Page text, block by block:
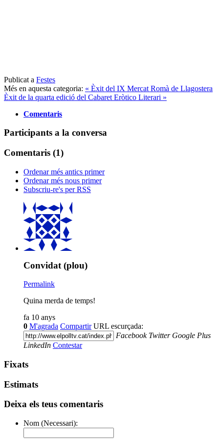
Publicat a Festes
Més en aquesta categoria: « Èxit del IX Mercat Romà de Llagostera
Èxit de la quarta edició del Cabaret Eròtico Literari »
Comentaris
Participants a la conversa
Comentaris (1)
Ordenar més antics primer
Ordenar més nous primer
Subscriu-re's per RSS
Convidat (plou)
Permalink
Quina merda de temps!
fa 10 anys
0 M'agrada Compartir URL escurçada:
Facebook Twitter Google Plus
LinkedIn Contestar
Fixats
Estimats
Deixa els teus comentaris
Nom (Necessari):